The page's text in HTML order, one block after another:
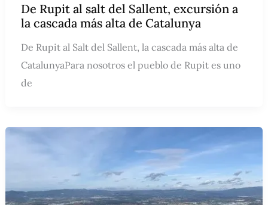
De Rupit al salt del Sallent, excursión a
la cascada más alta de Catalunya
De Rupit al Salt del Sallent, la cascada más alta de
CatalunyaPara nosotros el pueblo de Rupit es uno
de